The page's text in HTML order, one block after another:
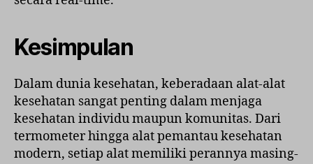
Kesimpulan
Dalam dunia kesehatan, keberadaan alat-alat
kesehatan sangat penting dalam menjaga
kesehatan individu maupun komunitas. Dari
termometer hingga alat pemantau kesehatan
modern, setiap alat memiliki perannya masing-